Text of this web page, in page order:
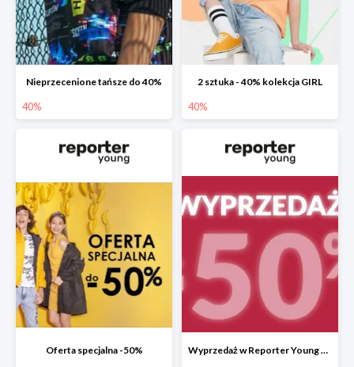
Nieprzecenione tańsze do 40%
40%
2 sztuka - 40% kolekcja GIRL
40%
Oferta specjalna -50% Wyprzedaż w Reporter Young do -50%